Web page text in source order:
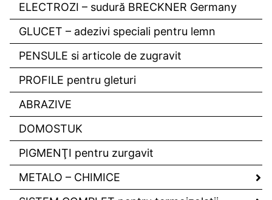
ELECTROZI – sudură BRECKNER Germany
GLUCET – adezivi speciali pentru lemn
PENSULE si articole de zugravit
PROFILE pentru gleturi
ABRAZIVE
DOMOSTUK
PIGMENŢI pentru zurgavit
METALO – CHIMICE